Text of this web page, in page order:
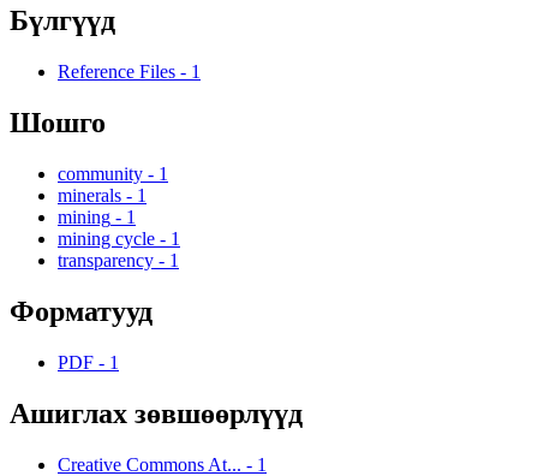
Бүлгүүд
Reference Files - 1
Шошго
community - 1
minerals - 1
mining - 1
mining cycle - 1
transparency - 1
Форматууд
PDF - 1
Ашиглах зөвшөөрлүүд
Creative Commons At... - 1